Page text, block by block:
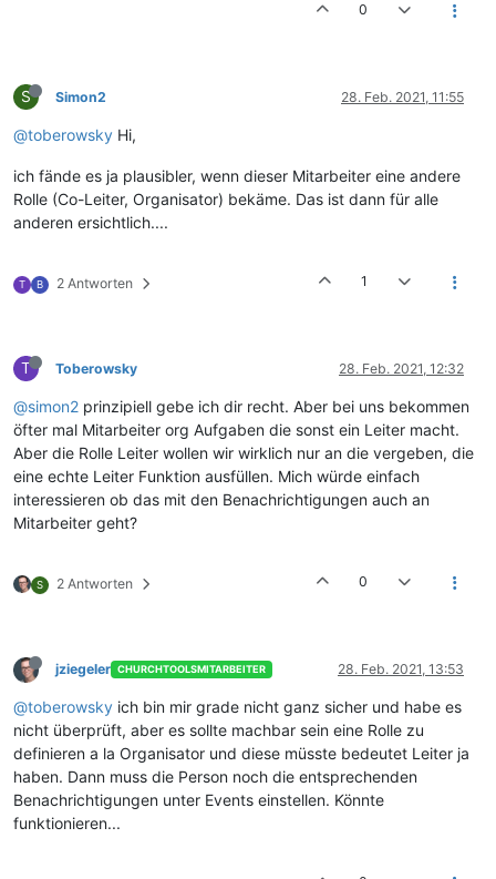
0
S Simon2 28. Feb. 2021, 11:55
@toberowsky Hi,
ich fände es ja plausibler, wenn dieser Mitarbeiter eine andere
Rolle (Co-Leiter, Organisator) bekäme. Das ist dann für alle
anderen ersichtlich....
T B 2 Antworten 1
T Toberowsky 28. Feb. 2021, 12:32
@simon2 prinzipiell gebe ich dir recht. Aber bei uns bekommen
öfter mal Mitarbeiter org Aufgaben die sonst ein Leiter macht.
Aber die Rolle Leiter wollen wir wirklich nur an die vergeben, die
eine echte Leiter Funktion ausfüllen. Mich würde einfach
interessieren ob das mit den Benachrichtigungen auch an
Mitarbeiter geht?
S 2 Antworten 0
jziegeler CHURCHTOOLSMITARBEITER 28. Feb. 2021, 13:53
@toberowsky ich bin mir grade nicht ganz sicher und habe es
nicht überprüft, aber es sollte machbar sein eine Rolle zu
definieren a la Organisator und diese müsste bedeutet Leiter ja
haben. Dann muss die Person noch die entsprechenden
Benachrichtigungen unter Events einstellen. Könnte
funktionieren...